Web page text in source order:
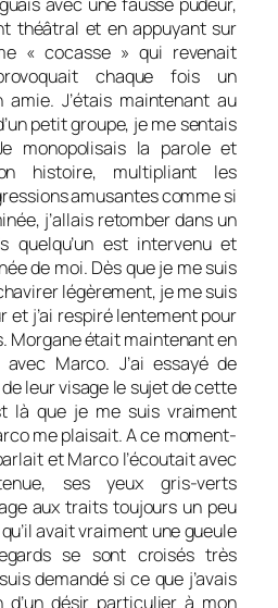
théâtral et en appuyant sur
« cocasse » qui revenait
chaque fois un
J’étais maintenant au
petit groupe, je me sentais
monopolisais la parole et
histoire, multipliant les
amusantes comme si
j’allais retomber dans un
quelqu’un est intervenu et
de moi. Dès que je me suis
légèrement, je me suis
et j’ai respiré lentement pour
Morgane était maintenant en
Marco. J’ai essayé de
leur visage le sujet de cette
là que je me suis vraiment
me plaisait. A ce moment-
et Marco l’écoutait avec
ses yeux gris-verts
aux traits toujours un peu
avait vraiment une gueule
se sont croisés très
demandé si ce que j’avais
d’un désir particulier à mon